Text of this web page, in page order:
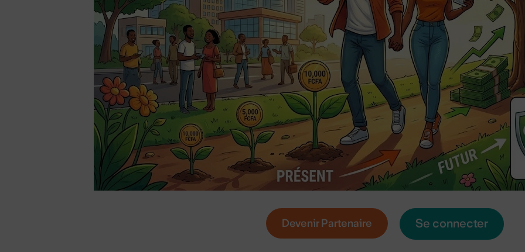
Devenir Partenaire Se connecter